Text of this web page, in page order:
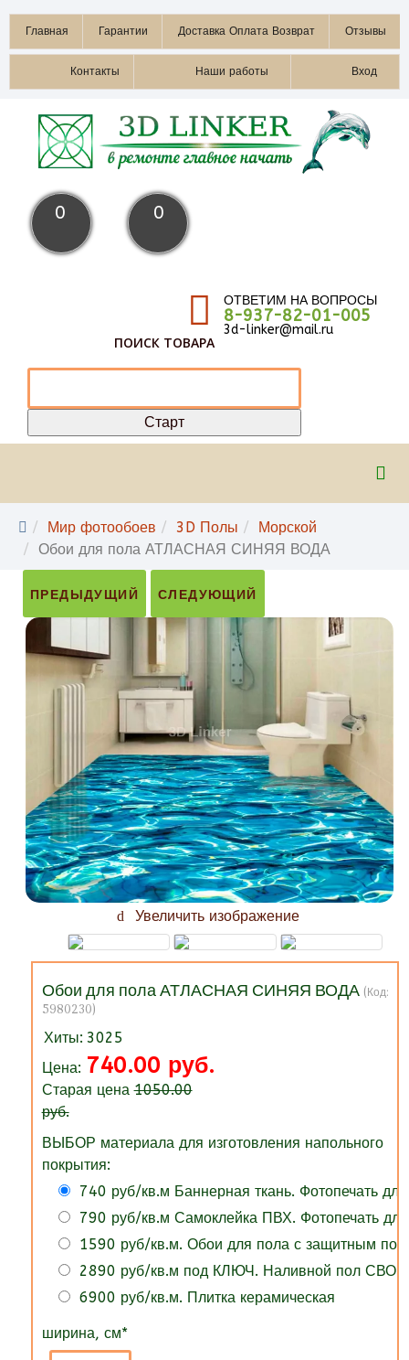
Главная Гарантии Доставка Оплата Возврат Отзывы
Контакты Наши работы Вход
0 0
ОТВЕТИМ НА ВОПРОСЫ
8-937-82-01-005
3d-linker@mail.ru
ПОИСК ТОВАРА
Мир фотообоев 3D Полы
Морской
Обои для пола АТЛАСНАЯ СИНЯЯ ВОДА
ПРЕДЫДУЩИЙ СЛЕДУЮЩИЙ
Увеличить изображение
Обои для пола АТЛАСНАЯ СИНЯЯ ВОДА (Код:
5980230)
Хиты: 3025
Цена: 740.00 руб.
Старая цена1050.00
руб.
ВЫБОР материала для изготовления напольного
покрытия:
740 руб/кв.м Баннерная ткань. Фотопечать
790 руб/кв.м Самоклейка ПВХ. Фотопечать
1590 руб/кв.м. Обои для пола с защитным
2890 руб/кв.м под КЛЮЧ. Наливной пол
6900 руб/кв.м. Плитка керамическая
ширина, см*